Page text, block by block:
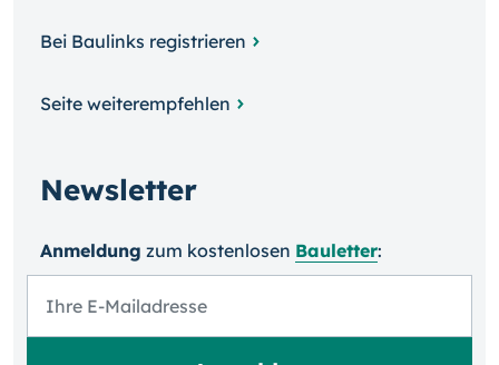
Bei Baulinks registrieren
Seite weiterempfehlen
Newsletter
Anmeldung zum kosten­losen Bauletter: